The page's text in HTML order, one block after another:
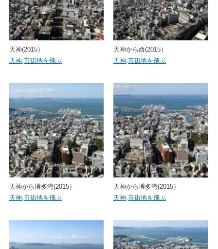
天神(2015）
天神,市街地を飛ぶ
天神から西(2015）
天神,市街地を飛ぶ
天神から博多湾(2015）
天神,市街地を飛ぶ
天神から博多湾(2015）
天神,市街地を飛ぶ